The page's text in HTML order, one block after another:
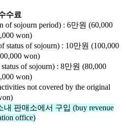
수료
of sojourn period) : 6만원 (60,000
won)
status of sojourn) : 10만원 (100,000
won)
of sojourn) : 8만원 (80,000
won)
not covered by the original
내 판매소에서 구입 (buy revenue
office)